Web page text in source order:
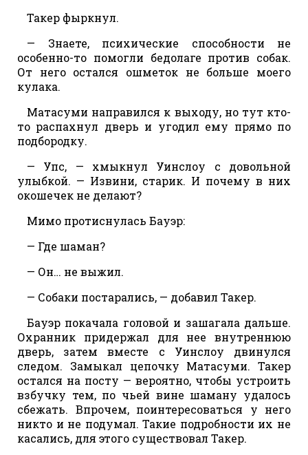
Такер фыркнул.
— Знаете, психические способности не
особенно-то помогли бедолаге против собак.
От него остался ошметок не больше моего
кулака.
Матасуми направился к выходу, но тут кто-
то распахнул дверь и угодил ему прямо по
подбородку.
— Упс, — хмыкнул Уинслоу с довольной
улыбкой. — Извини, старик. И почему в них
окошечек не делают?
Мимо протиснулась Бауэр:
— Где шаман?
— Он… не выжил.
— Собаки постарались, — добавил Такер.
Бауэр покачала головой и зашагала дальше.
Охранник придержал для нее внутреннюю
дверь, затем вместе с Уинслоу двинулся
следом. Замыкал цепочку Матасуми. Такер
остался на посту — вероятно, чтобы устроить
взбучку тем, по чьей вине шаману удалось
сбежать. Впрочем, поинтересоваться у него
никто и не подумал. Такие подробности их не
касались, для этого существовал Такер.